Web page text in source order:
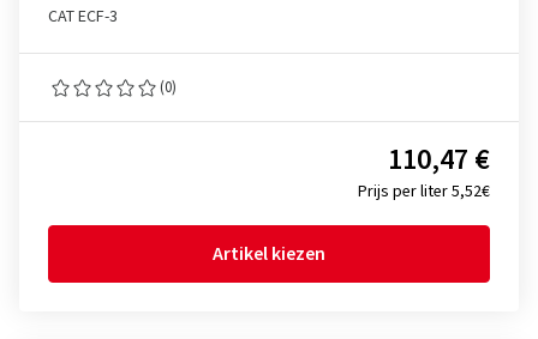
CAT ECF-3
(0)
Prijs per liter 5,52€
110,47 €
Artikel kiezen